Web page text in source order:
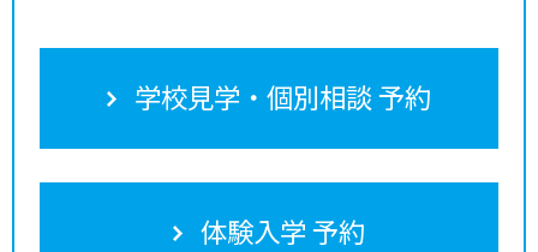
学校見学・個別相談 予約
体験入学 予約